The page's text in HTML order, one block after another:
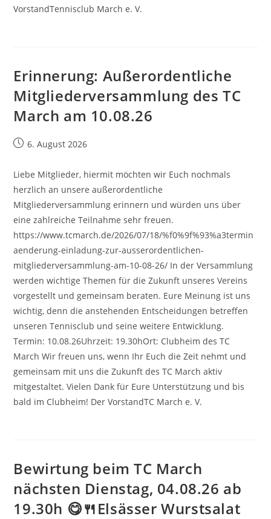
VorstandTennisclub March e. V.
Erinnerung: Außerordentliche
Mitgliederversammlung des TC
March am 10.08.26
Beitrag6. August 2026
Liebe Mitglieder, hiermit möchten wir Euch nochmals
herzlich an unsere außerordentliche
Mitgliederversammlung erinnern und würden uns über
eine zahlreiche Teilnahme sehr freuen.
https://www.tcmarch.de/2026/07/18/%f0%9f%93%a3termin
aenderung-einladung-zur-ausserordentlichen-
mitgliederversammlung-am-10-08-26/ In der Versammlung
werden wichtige Themen für die Zukunft unseres Vereins
vorgestellt und gemeinsam beraten. Eure Meinung ist uns
wichtig, denn die anstehenden Entscheidungen betreffen
unseren Tennisclub und seine weitere Entwicklung.
Termin: 10.08.26Uhrzeit: 19.30hOrt: Clubheim des TC
March Wir freuen uns, wenn Ihr Euch die Zeit nehmt und
gemeinsam mit uns die Zukunft des TC March aktiv
mitgestaltet. Vielen Dank für Eure Unterstützung und bis
bald im Clubheim! Der VorstandTC March e. V.
Bewirtung beim TC March
nächsten Dienstag, 04.08.26 ab
19.30h 😋🍴Elsässer Wurstsalat